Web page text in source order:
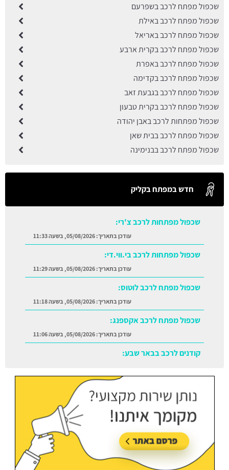
שכפול מפתח לרכב בשפרעם
שכפול מפתח לרכב באילת
שכפול מפתח לרכב באריאל
שכפול מפתח לרכב בקרית ארבע
שכפול מפתח לרכב באפרת
שכפול מפתח לרכב בקדימה
שכפול מפתח לרכב בגבעת זאב
שכפול מפתח לרכב בקרית טבעון
שכפול מפתחות לרכב באבן יהודה
שכפול מפתח לרכב בבית שאן
שכפול מפתח לרכב בבנימינה
חדש במפתח בקליק
שכפול מפתחות לרכב צ'רי:
עודכן בתאריך:05/08/2026, בשעה 11:33
שכפול מפתחות לרכב בי.ווי.די:
עודכן בתאריך:05/08/2026, בשעה 11:29
שכפול מפתח לרכב לוטוס:
עודכן בתאריך:05/08/2026, בשעה 11:18
שכפול מפתח לרכב אקספנג:
עודכן בתאריך:05/08/2026, בשעה 11:06
קודנים לרכב בבאר שבע: